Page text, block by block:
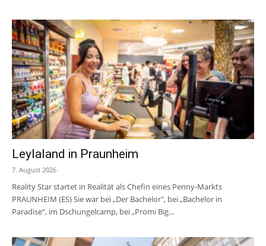
Leylaland in Praunheim
7. August 2026
Reality Star startet in Realität als Chefin eines Penny-Markts
PRAUNHEIM (ES) Sie war bei „Der Bachelor", bei „Bachelor in
Paradise“, im Dschungelcamp, bei „Promi Big...